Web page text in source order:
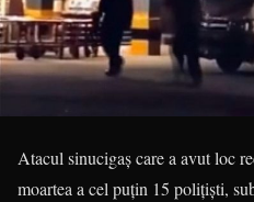
Atacul sinucigaș care a avut loc
moartea a cel puțin 15 polițiști,